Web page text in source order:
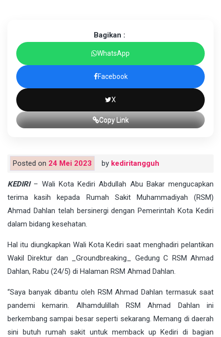
Bagikan :
WhatsApp
Facebook
X
Copy Link
Posted on 24 Mei 2023 by kediritangguh
KEDIRI– Wali Kota Kediri Abdullah Abu Bakar mengucapkan
terima kasih kepada Rumah Sakit Muhammadiyah (RSM)
Ahmad Dahlan telah bersinergi dengan Pemerintah Kota Kediri
dalam bidang kesehatan.
Hal itu diungkapkan Wali Kota Kediri saat menghadiri pelantikan
Wakil Direktur dan _Groundbreaking_ Gedung C RSM Ahmad
Dahlan, Rabu (24/5) di Halaman RSM Ahmad Dahlan.
“Saya banyak dibantu oleh RSM Ahmad Dahlan termasuk saat
pandemi kemarin. Alhamdulillah RSM Ahmad Dahlan ini
berkembang sampai besar seperti sekarang. Memang di daerah
sini butuh rumah sakit untuk memback up Kediri di bagian